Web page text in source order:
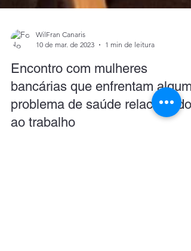
WilFran Canaris
10 de mar. de 2023
1 min de leitura
Encontro com mulheres
bancárias que enfrentam algum